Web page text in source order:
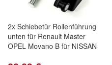
2x Schiebetür Rollenführung
unten für Renault Master
OPEL Movano B für NISSAN